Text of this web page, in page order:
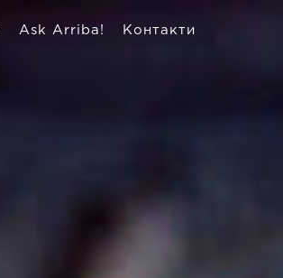
Ask Arriba! Контакти